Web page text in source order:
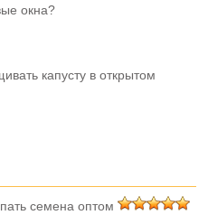
окна?
капусту в открытом
семена оптом